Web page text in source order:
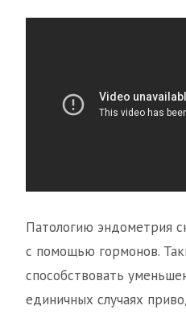
Патологию эндометрия
с помощью гормонов.
способствовать
единичных случаях